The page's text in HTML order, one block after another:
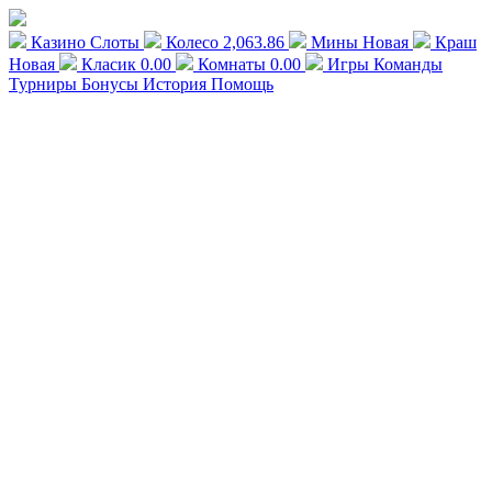
Казино Слоты Колесо 2,063.86 Мины Новая
Краш
Новая
Класик 0.00 Комнаты 0.00 Игры Команды
Турниры Бонусы История Помощь